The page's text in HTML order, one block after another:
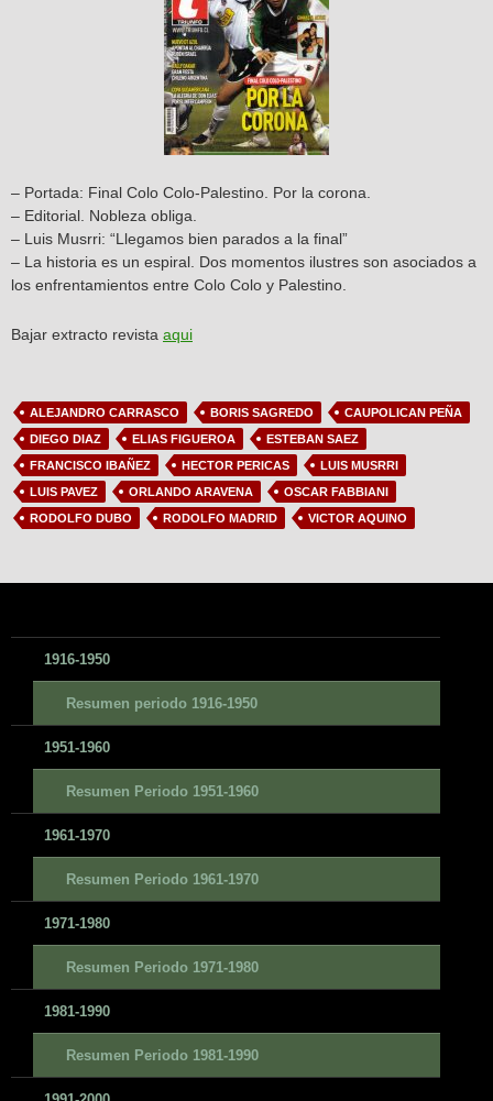
– Portada: Final Colo Colo-Palestino. Por la corona.
– Editorial. Nobleza obliga.
– Luis Musrri: “Llegamos bien parados a la final”
– La historia es un espiral. Dos momentos ilustres son asociados a
los enfrentamientos entre Colo Colo y Palestino.
Bajar extracto revista aqui
ALEJANDRO CARRASCO BORIS SAGREDO
CAUPOLICAN PEÑA
DIEGO DIAZ
ELIAS FIGUEROA
ESTEBAN SAEZ
FRANCISCO IBAÑEZ
HECTOR PERICAS
LUIS MUSRRI
LUIS PAVEZ
ORLANDO ARAVENA
OSCAR FABBIANI
RODOLFO DUBO
RODOLFO MADRID VICTOR AQUINO
1916-1950
Resumen periodo 1916-1950
1951-1960
Resumen Periodo 1951-1960
1961-1970
Resumen Periodo 1961-1970
1971-1980
Resumen Periodo 1971-1980
1981-1990
Resumen Periodo 1981-1990